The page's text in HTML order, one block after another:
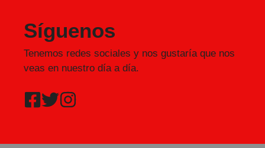
Síguenos
Tenemos redes sociales y nos gustaría que nos
veas en nuestro día a día.